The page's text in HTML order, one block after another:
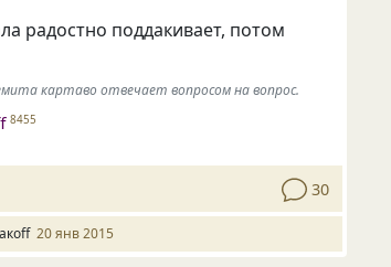
радостно поддакивает, потом
картаво отвечает вопросом на вопрос.
8455
30
20 янв 2015